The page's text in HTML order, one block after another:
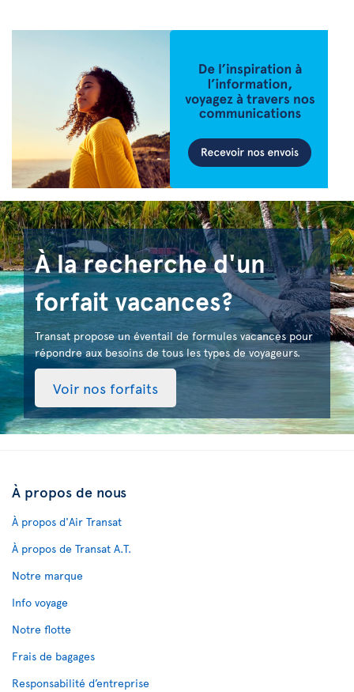
À la recherche d'un
forfait vacances?
Transat propose un éventail de formules vacances pour
répondre aux besoins de tous les types de voyageurs.
Voir nos forfaits
À propos de nous
À propos d'Air Transat
À propos de Transat A.T.
Notre marque
Info voyage
Notre flotte
Frais de bagages
Responsabilité d’entreprise